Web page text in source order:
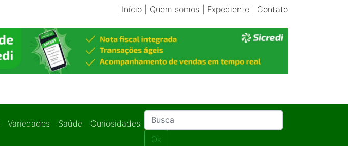
Início| Quem somos Expediente| Contato
Variedades Saúde
Curiosidades
Ok